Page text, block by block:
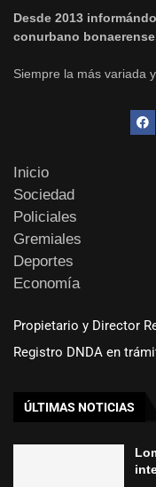
Desde 2013
conurbano
Siempre la más variada
Inicio
Sociedad
Policiales
Gremiales
Deportes
Economía
Propietario y Director
Registro DNDA en
ÚLTIMAS NOTICIAS